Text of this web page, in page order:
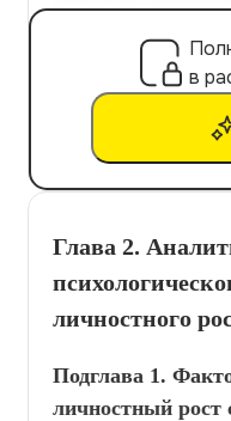
в
Глава 2.
личностного
Подглава 1.
личностный рост